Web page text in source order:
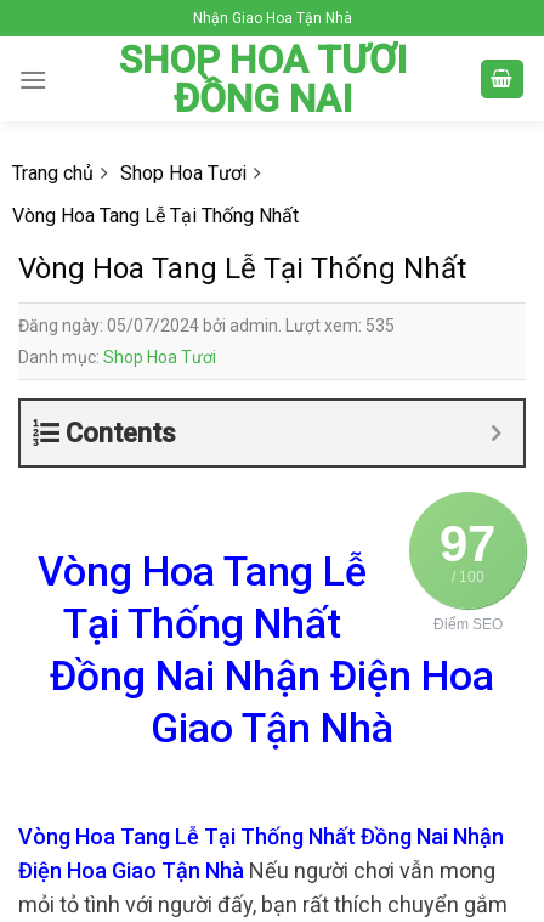
to
content
Nhận Giao Hoa Tận Nhà
SHOP HOA TƯƠI
ĐỒNG NAI
Trang chủ
Shop Hoa Tươi
Vòng Hoa Tang Lễ Tại Thống Nhất
Vòng Hoa Tang Lễ Tại Thống Nhất
Đăng ngày: 05/07/2024 bởi admin. Lượt xem: 535
Danh mục: Shop Hoa Tươi
Contents
97
/ 100
Điểm SEO
Vòng Hoa Tang Lễ
Tại Thống Nhất
Đồng Nai Nhận Điện Hoa
Giao Tận Nhà
Vòng Hoa Tang Lễ Tại Thống Nhất Đồng Nai Nhận
Điện Hoa Giao Tận Nhà Nếu người chơi vẫn mong
mỏi tỏ tình với người đấy, bạn rất thích chuyển gắm